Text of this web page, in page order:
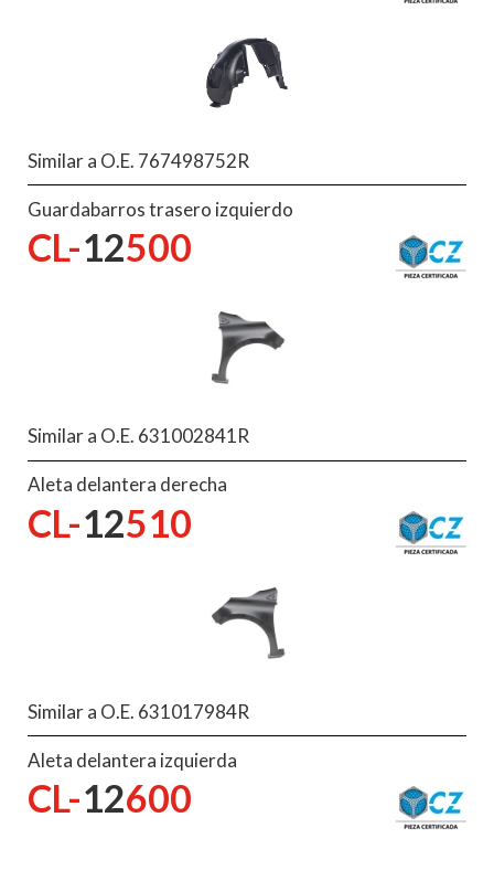
Similar a O.E. 767498752R
Guardabarros trasero izquierdo
CL-12500
Similar a O.E. 631002841R
Aleta delantera derecha
CL-12510
Similar a O.E. 631017984R
Aleta delantera izquierda
CL-12600